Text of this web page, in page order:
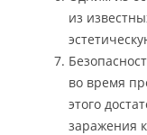
из
во время
этого
заражения